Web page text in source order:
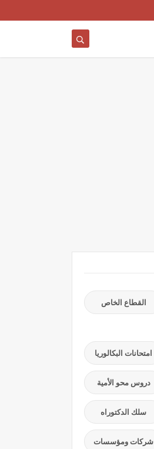
القطاع الخاص
امتحانات البكالوريا
دروس محو الأمية
سلك الدكتوراه
شركات ومؤسسات